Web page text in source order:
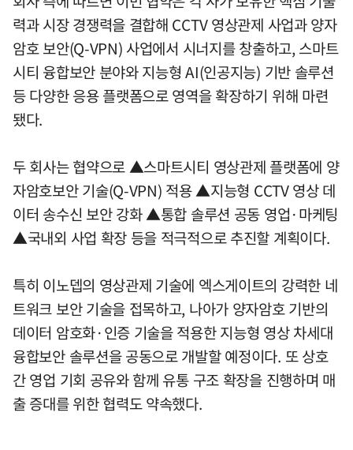
력과 시장 경쟁력을 결합해 CCTV 영상관제 사업과 양자
암호 보안(Q-VPN) 사업에서 시너지를 창출하고, 스마트
시티 융합보안 분야와 지능형 AI(인공지능) 기반 솔루션
등 다양한 응용 플랫폼으로 영역을 확장하기 위해 마련
됐다.
두 회사는 협약으로 ▲스마트시티 영상관제 플랫폼에 양
자암호보안 기술(Q-VPN) 적용 ▲지능형 CCTV 영상 데
이터 송수신 보안 강화 ▲통합 솔루션 공동 영업·마케팅
▲국내외 사업 확장 등을 적극적으로 추진할 계획이다.
특히 이노뎁의 영상관제 기술에 엑스게이트의 강력한 네
트워크 보안 기술을 접목하고, 나아가 양자암호 기반의
데이터 암호화·인증 기술을 적용한 지능형 영상 차세대
융합보안 솔루션을 공동으로 개발할 예정이다. 또 상호
간 영업 기회 공유와 함께 유통 구조 확장을 진행하며 매
출 증대를 위한 협력도 약속했다.